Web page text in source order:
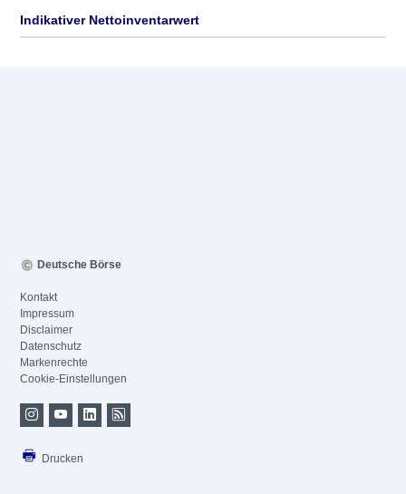
Indikativer Nettoinventarwert
Deutsche Börse
Kontakt
Impressum
Disclaimer
Datenschutz
Markenrechte
Cookie-Einstellungen
Drucken